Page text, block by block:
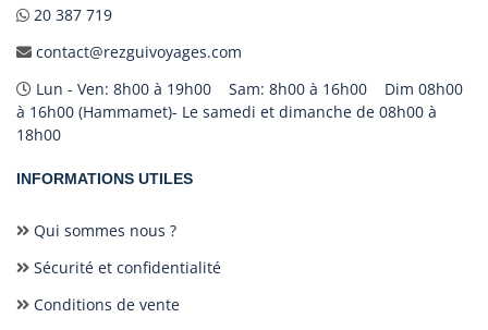
20 387 719
contact@rezguivoyages.com
Lun - Ven: 8h00 à 19h00 Sam: 8h00 à 16h00 Dim 08h00
à 16h00 (Hammamet)- Le samedi et dimanche de 08h00 à
18h00
INFORMATIONS UTILES
Qui sommes nous ?
Sécurité et confidentialité
Conditions de vente